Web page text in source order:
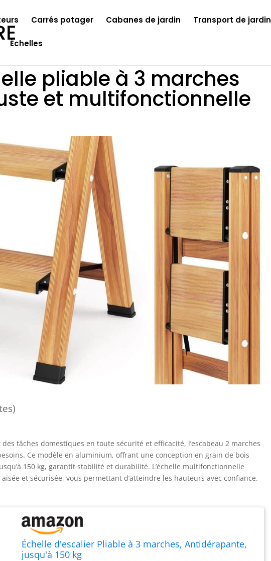
Carrés potager Cabanes de jardin Transport de jardin
Échelles
pliable à 3 marches
et multifonctionnelle
tâches domestiques en toute sécurité et efficacité, l’escabeau 2 marches
Ce modèle en aluminium, offrant une conception en grain de bois
150 kg, garantit stabilité et durabilité. L’échelle multifonctionnelle
et sécurisée, vous permettant d’atteindre les hauteurs avec confiance.
Échelle d'escalier Pliable à 3 marches, Antidérapante,
jusqu'à 150 kg